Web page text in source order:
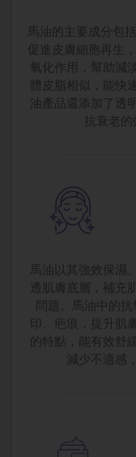
馬油的主要成分包
促進皮膚細胞再生
氧化作用，幫助減
體皮脂相似，能快
油產品還添加了透
抗衰老
馬油以其強效保濕
透肌膚底層，補充
問題。馬油中的
印、疤痕，提升肌
的特點，能有效舒
減少不適感